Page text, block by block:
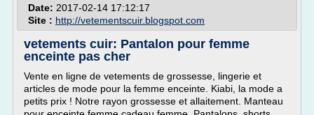
Date: 2017-02-14 17:12:17
Site : http://vetementscuir.blogspot.com
vetements cuir: Pantalon pour femme
enceinte pas cher
Vente en ligne de vetements de grossesse, lingerie et
articles de mode pour la femme enceinte. Kiabi, la mode a
petits prix ! Notre rayon grossesse et allaitement. Manteau